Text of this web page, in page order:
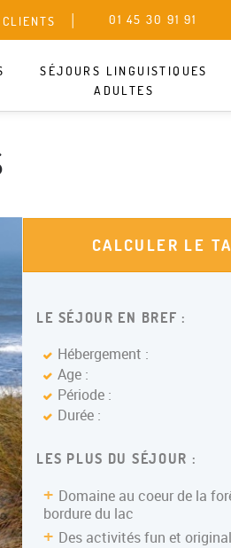
01 45 30 91 91
SÉJOURS LINGUISTIQUES
ADULTES
ENGAGEMENT
CALCULER LE
LE SÉJOUR EN BREF :
Hébergement :
Age :
Période :
Durée :
LES PLUS DU SÉJOUR :
Domaine au coeur de la
bordure du lac
Des activités fun et